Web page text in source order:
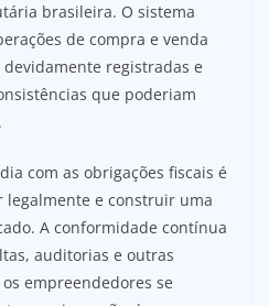
brasileira. O sistema
de compra e venda
registradas e
que poderiam
com as obrigações fiscais é
e construir uma
A conformidade contínua
auditorias e outras
empreendedores se